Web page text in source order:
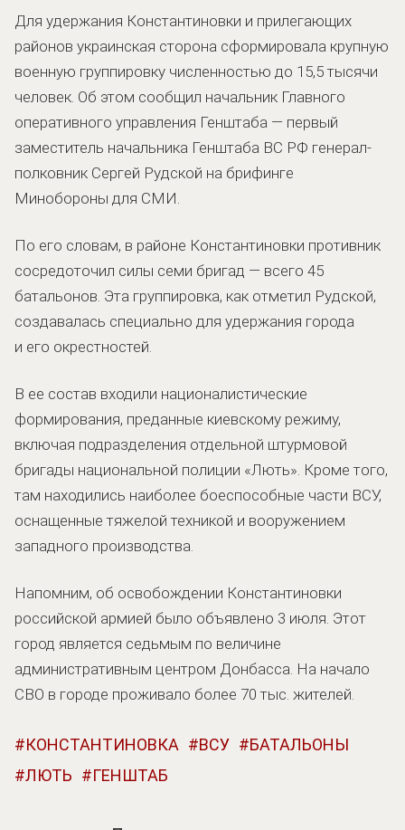
Для удержания Константиновки и прилегающих
районов украинская сторона сформировала крупную
военную группировку численностью до 15,5 тысячи
человек. Об этом сообщил начальник Главного
оперативного управления Генштаба — первый
заместитель начальника Генштаба ВС РФ генерал-
полковник Сергей Рудской на брифинге
Минобороны для СМИ.
По его словам, в районе Константиновки противник
сосредоточил силы семи бригад — всего 45
батальонов. Эта группировка, как отметил Рудской,
создавалась специально для удержания города
и его окрестностей.
В ее состав входили националистические
формирования, преданные киевскому режиму,
включая подразделения отдельной штурмовой
бригады национальной полиции «Лють». Кроме того,
там находились наиболее боеспособные части ВСУ,
оснащенные тяжелой техникой и вооружением
западного производства.
Напомним, об освобождении Константиновки
российской армией было объявлено 3 июля. Этот
город является седьмым по величине
административным центром Донбасса. На начало
СВО в городе проживало более 70 тыс. жителей.
КОНСТАНТИНОВКА ВСУ
БАТАЛЬОНЫ
ЛЮТЬ
ГЕНШТАБ